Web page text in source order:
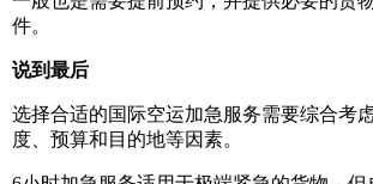
件。
说到最后
选择合适的国际空运加急服务需要综合考
度、预算和目的地等因素。